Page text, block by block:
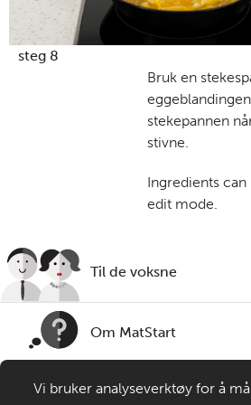
steg 8
Bruk en
stekepannen
stivne.
Ingredients
edit mode.
Til de voksne
Om MatStart
Kontakt oss
Vi bruker analyseverktøy for å